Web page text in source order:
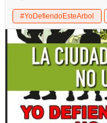
#YoDefiendoEsteArbol